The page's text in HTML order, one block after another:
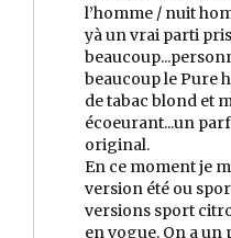
l’homme / nuit
yà un vrai parti
beaucoup le Pure
de tabac blond et
écoeurant...un
original.
En ce moment je
version été ou
versions sport
en vogue. On a un